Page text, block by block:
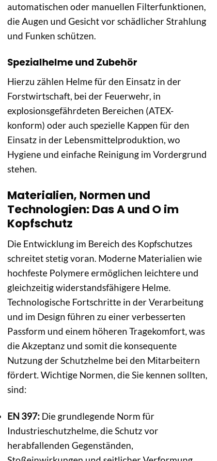
automatischen oder manuellen Filterfunktionen,
die Augen und Gesicht vor schädlicher Strahlung
und Funken schützen.
Spezialhelme und Zubehör
Hierzu zählen Helme für den Einsatz in der
Forstwirtschaft, bei der Feuerwehr, in
explosionsgefährdeten Bereichen (ATEX-
konform) oder auch spezielle Kappen für den
Einsatz in der Lebensmittelproduktion, wo
Hygiene und einfache Reinigung im Vordergrund
stehen.
Materialien, Normen und
Technologien: Das A und O im
Kopfschutz
Die Entwicklung im Bereich des Kopfschutzes
schreitet stetig voran. Moderne Materialien wie
hochfeste Polymere ermöglichen leichtere und
gleichzeitig widerstandsfähigere Helme.
Technologische Fortschritte in der Verarbeitung
und im Design führen zu einer verbesserten
Passform und einem höheren Tragekomfort, was
die Akzeptanz und somit die konsequente
Nutzung der Schutzhelme bei den Mitarbeitern
fördert. Wichtige Normen, die Sie kennen sollten,
sind:
EN 397: Die grundlegende Norm für
Industrieschutzhelme, die Schutz vor
herabfallenden Gegenständen,